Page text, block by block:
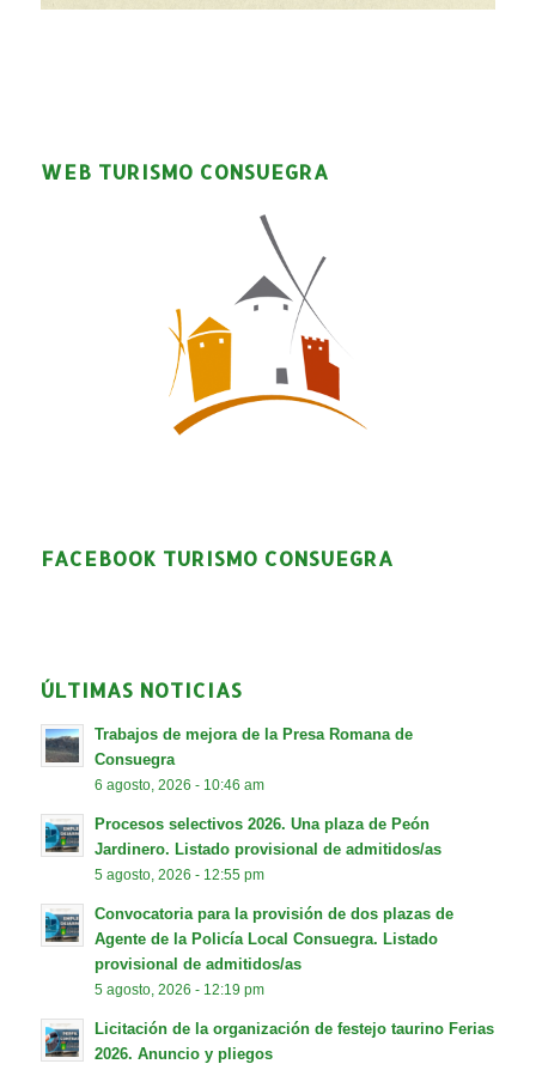
WEB TURISMO CONSUEGRA
FACEBOOK TURISMO CONSUEGRA
ÚLTIMAS NOTICIAS
Trabajos de mejora de la Presa Romana de
Consuegra
6 agosto, 2026 - 10:46 am
Procesos selectivos 2026. Una plaza de Peón
Jardinero. Listado provisional de admitidos/as
5 agosto, 2026 - 12:55 pm
Convocatoria para la provisión de dos plazas de
Agente de la Policía Local Consuegra. Listado
provisional de admitidos/as
5 agosto, 2026 - 12:19 pm
Licitación de la organización de festejo taurino Ferias
2026. Anuncio y pliegos